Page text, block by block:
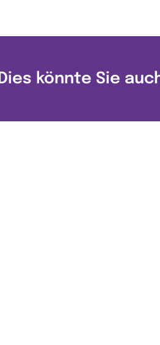
Dies könnte Sie